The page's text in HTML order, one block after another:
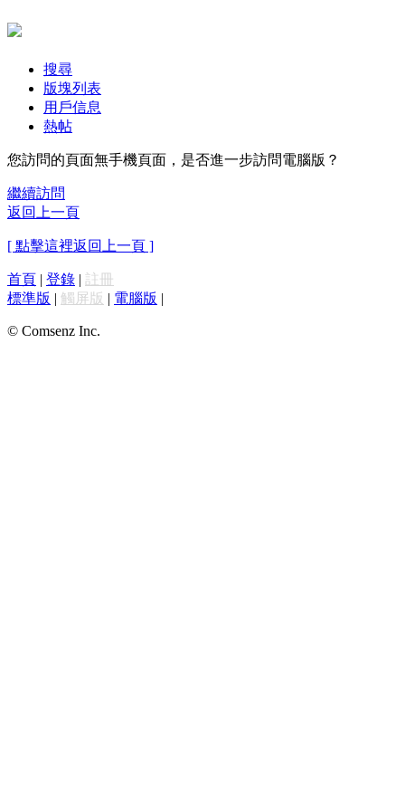
搜尋
版塊列表
用戶信息
熱帖
您訪問的頁面無手機頁面，是否進一步訪問電腦版？
繼續訪問
返回上一頁
[ 點擊這裡返回上一頁 ]
首頁 | 登錄 | 註冊
標準版 | 觸屏版 | 電腦版 |
© Comsenz Inc.